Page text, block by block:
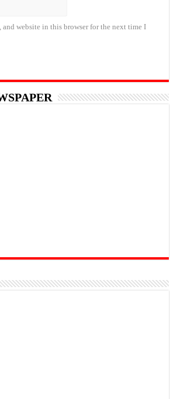
and website in this browser for the next time I